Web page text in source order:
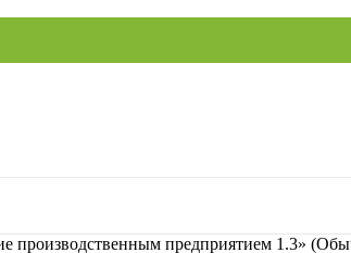
производственным предприятием 1.3»